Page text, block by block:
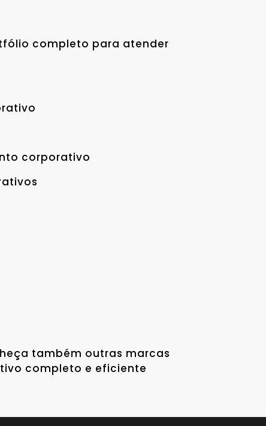
completo para atender
corporativo
também outras marcas
completo e eficiente